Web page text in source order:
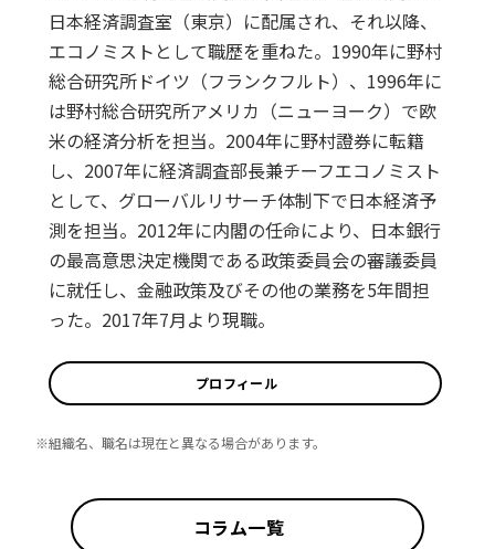
日本経済調査室（東京）に配属され、それ以降、
エコノミストとして職歴を重ねた。1990年に野村
総合研究所ドイツ（フランクフルト）、1996年に
は野村総合研究所アメリカ（ニューヨーク）で欧
米の経済分析を担当。2004年に野村證券に転籍
し、2007年に経済調査部長兼チーフエコノミスト
として、グローバルリサーチ体制下で日本経済予
測を担当。2012年に内閣の任命により、日本銀行
の最高意思決定機関である政策委員会の審議委員
に就任し、金融政策及びその他の業務を5年間担
った。2017年7月より現職。
プロフィール
※組織名、職名は現在と異なる場合があります。
コラム一覧